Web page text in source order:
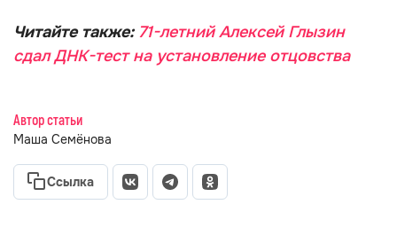
Читайте также: 71-летний Алексей Глызин
сдал ДНК-тест на установление отцовства
Автор статьи
Маша Семёнова
Ссылка